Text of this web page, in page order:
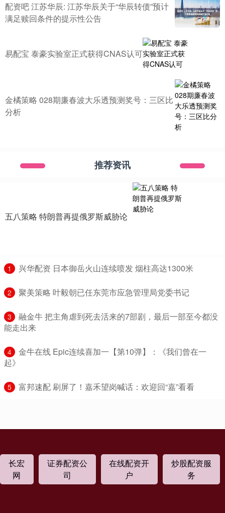
配资吧 江苏华辰: 江苏华辰关于“华辰转债”预计
满足赎回条件的提示性公告
易配宝 泰豪实验室正式获得CNAS认可
金橘策略 028期廉春波大乐透预测奖号：三区比
分析
推荐资讯
五八策略 特朗普再提俄罗斯威胁论
1 ​兴华配资 日本御岳火山连续喷发 烟柱高达1300米
2 ​聚美策略 叶毅朝已任东莞市应急管理局党委书记
3
​融金牛 把主角虐到死去活来的7部剧，最后一部至今都没
能走出来
4
​金牛在线 Epic连续喜加一【第10弹】：《我们曾在一
起》
5 ​富邦速配 刷屏了！嘉禾望岗喊话：欢迎回“嘉”看看
长宏
网
证券配资公
司
在线配资开
户
炒股配资服
务